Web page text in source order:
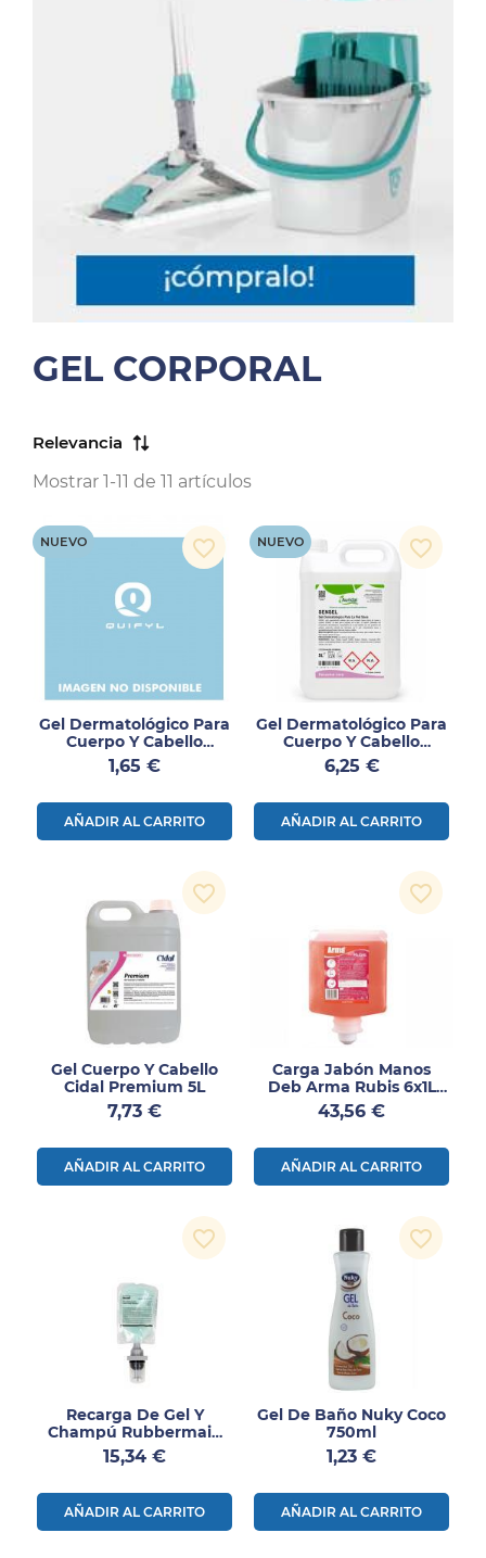
GEL CORPORAL
Relevancia
Mostrar 1-11 de 11 artículos
Gel Dermatológico Para
Cuerpo Y Cabello
SENSEL Auridal 1L
Precio
1,65 €
AÑADIR AL CARRITO
NUEVO favorite_border
Gel Dermatológico Para
Cuerpo Y Cabello
SENSEL Auridal 5L
Precio
6,25 €
AÑADIR AL CARRITO
NUEVO favorite_border
Gel Cuerpo Y Cabello
Cidal Premium 5L
Precio
7,73 €
AÑADIR AL CARRITO
favorite_border
Carga Jabón Manos
Deb Arma Rubis 6x1L
Para Dispensador
Precio
43,56 €
AÑADIR AL CARRITO
favorite_border
Recarga De Gel Y
Champú Rubbermaid
Flex 1,3L
Precio
15,34 €
AÑADIR AL CARRITO
favorite_border
Gel De Baño Nuky Coco
750ml
Precio
1,23 €
AÑADIR AL CARRITO
favorite_border